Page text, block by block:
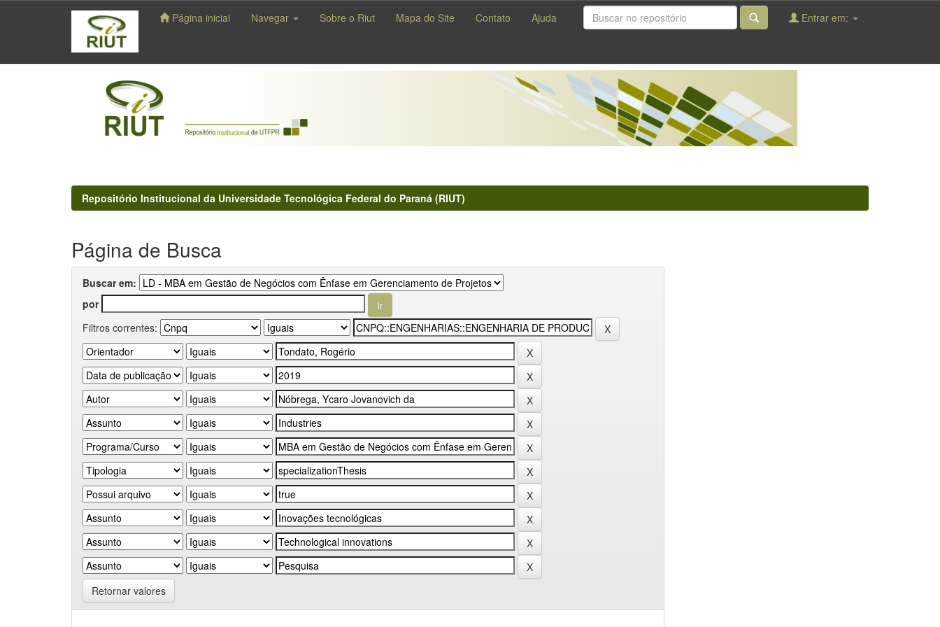
navigation
Página inicial Navegar Sobre o Riut Mapa do Site Contato Ajuda Entrar em:
Repositório Institucional da Universidade Tecnológica Federal do Paraná (RIUT)
Página de Busca
Buscar em:
por
Filtros correntes:
Retornar valores